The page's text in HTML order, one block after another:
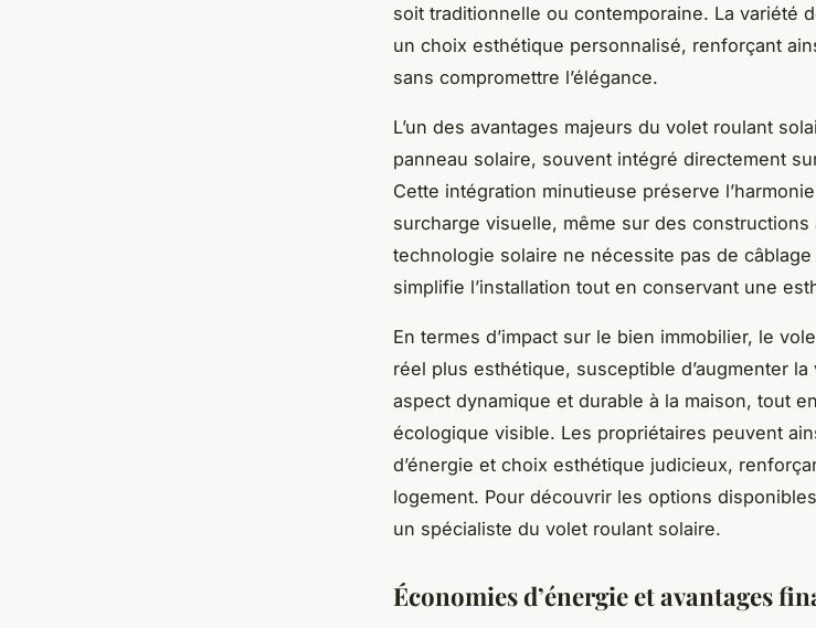
soit traditionnelle ou contemporaine. La variété
un choix esthétique personnalisé, renforçant
sans compromettre l’élégance.
L’un des avantages majeurs du volet roulant
panneau solaire, souvent intégré directement
Cette intégration minutieuse préserve
surcharge visuelle, même sur des
technologie solaire ne nécessite pas de
simplifie l’installation tout en conservant une
En termes d’impact sur le bien immobilier, le
réel plus esthétique, susceptible d’augmenter
aspect dynamique et durable à la maison, tout
écologique visible. Les propriétaires peuvent
d’énergie et choix esthétique judicieux,
logement. Pour découvrir les options
un spécialiste du volet roulant solaire.
Économies d’énergie et avantages